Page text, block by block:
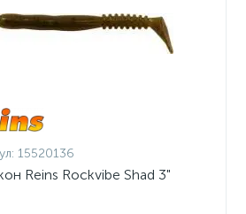
15520136
Reins Rockvibe Shad 3"